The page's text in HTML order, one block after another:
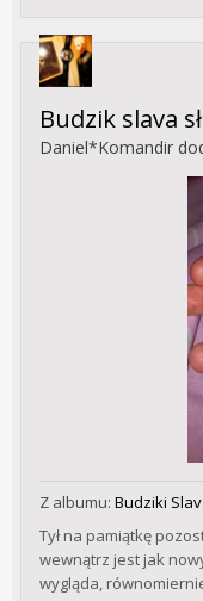
Budzik slava
Daniel*Komandir
Z albumu: Budziki
Tył na pamiątkę
wewnątrz jest jak
wygląda,